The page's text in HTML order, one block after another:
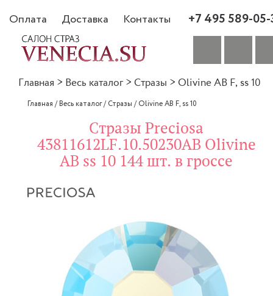
Оплата Доставка Контакты +7 495 589-
Главная > Весь каталог > Стразы > Olivine AB F, ss 10
Главная /Весь каталог/Стразы /Olivine AB F, ss 10
Стразы Preciosa
43811612LF.10.50230AB Olivine
AB ss 10 144 шт. в гроссе